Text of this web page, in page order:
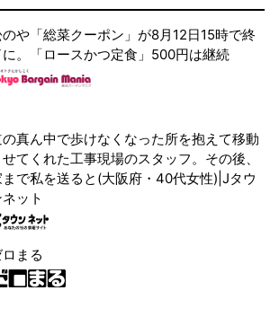
や「総菜クーポン」が8月12日15時で終
に。「ロースかつ定食」500円は継続
真ん中で歩けなくなった所を抱えて移動
せてくれた工事現場のスタッフ。その後、
で私を送ると(大阪府・40代女性)|Jタウ
ネット
ロまる